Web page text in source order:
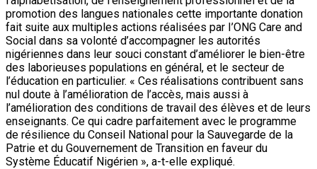
promotion des langues nationales cette importante donation
fait suite aux multiples actions réalisées par I’ONG Care and
Social dans sa volonté d’accompagner les autorités
nigériennes dans leur souci constant d’améliorer le bien-être
des laborieuses populations en général, et le secteur de
l’éducation en particulier. « Ces réalisations contribuent sans
nul doute à l’amélioration de l’accès, mais aussi à
l’amélioration des conditions de travail des élèves et de leurs
enseignants. Ce qui cadre parfaitement avec le programme
de résilience du Conseil National pour la Sauvegarde de la
Patrie et du Gouvernement de Transition en faveur du
Système Éducatif Nigérien », a-t-elle expliqué.